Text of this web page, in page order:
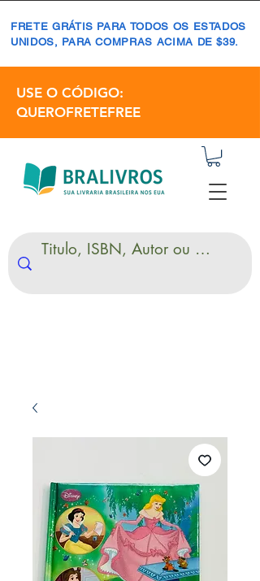
FRETE GRÁTIS PARA TODOS OS ESTADOS
UNIDOS, PARA COMPRAS ACIMA DE $39.
USE O CÓDIGO:
QUEROFRETEFREE